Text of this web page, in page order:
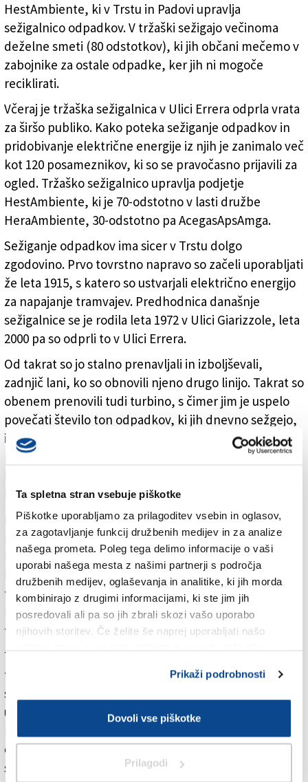
Ta spletna stran vsebuje piškotke
Piškotke uporabljamo za prilagoditev vsebin in oglasov,
za zagotavljanje funkcij družbenih medijev in za analize
našega prometa. Poleg tega delimo informacije o vaši
uporabi našega mesta z našimi partnerji s področja
družbenih medijev, oglaševanja in analitike, ki jih morda
kombinirajo z drugimi informacijami, ki ste jim jih
posredovali ali pa so jih zbrali skozi vašo uporabo
njihovih storitev. Če želite še naprej uporabljati našo
Prikaži podrobnosti
Dovoli vse piškotke
Prilagodi
HestAmbiente, ki v Trstu in Padovi upravlja
sežigalnico odpadkov. V tržaški sežigajo večinoma
deželne smeti (80 odstotkov), ki jih občani mečemo v
zabojnike za ostale odpadke, ker jih ni mogoče
reciklirati.
Včeraj je tržaška sežigalnica v Ulici Errera odprla vrata
za širšo publiko. Kako poteka sežiganje odpadkov in
pridobivanje električne energije iz njih je zanimalo več
kot 120 posameznikov, ki so se pravočasno prijavili za
ogled. Tržaško sežigalnico upravlja podjetje
HestAmbiente, ki je 70-odstotno v lasti družbe
HeraAmbiente, 30-odstotno pa AcegasApsAmga.
Sežiganje odpadkov ima sicer v Trstu dolgo
zgodovino. Prvo tovrstno napravo so začeli uporabljati
že leta 1915, s katero so ustvarjali električno energijo
za napajanje tramvajev. Predhodnica današnje
sežigalnice se je rodila leta 1972 v Ulici Giarizzole, leta
2000 pa so odprli to v Ulici Errera.
Od takrat so jo stalno prenavljali in izboljševali,
zadnjič lani, ko so obnovili njeno drugo linijo. Takrat so
obenem prenovili tudi turbino, s čimer jim je uspelo
povečati število ton odpadkov, ki jih dnevno sežgejo,
in pridobiti več električne energije. Turbina lahko zdaj
proizvede 145 GWh elektrike na leto, to pomeni, da
kar je za 15.000 več kot pred obnovo.
Kako se odpadki spremenijo v elektriko, smo se včeraj
prepričali tudi sami. Ti gredo najprej skozi
radiometrični pregled, nato pa jih spustijo v jamo, od
koder jih potem zajamejo z ročico in vržejo v eno od
treh gorečih peči. Odpadki gredo nato skozi rešetke,
kjer gorijo, najprej s pomočjo plina, in ustvarjajo prah
ter toploto, je razložil Livio Russo.
Toplota segreje vodo in tako nastane para, ki vrti
turbino, ta pa ustvarja električno energijo, ki jo takoj
spustijo v omrežje. »Dober del proizvedene elektrike
uporabimo v Trstu. A moram poudariti, da smo na
odpadki pa velika tovarna,« je pojasnil Russo. V Trstu
so ponosni, da s tehnološko visoko razvitim obratom